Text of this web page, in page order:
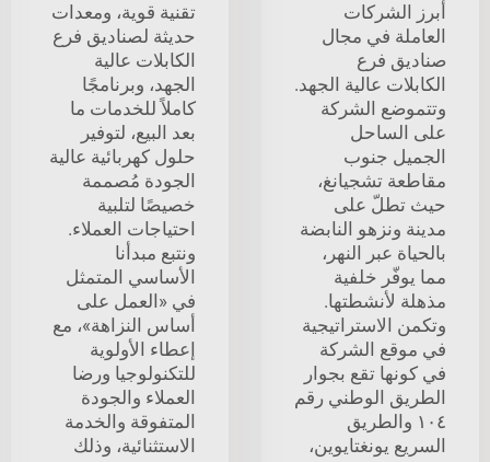
أبرز الشركات
العاملة في مجال
صناديق فرع
الكابلات عالية الجهد.
وتتموضع الشركة
على الساحل
الجميل جنوب
مقاطعة تشجيانغ،
حيث تطلّ على
مدينة ونزهو النابضة
بالحياة عبر النهر،
مما يوفّر خلفية
مذهلة لأنشطتها.
وتكمن الاستراتيجية
في موقع الشركة
في كونها تقع بجوار
الطريق الوطني رقم
١٠٤ والطريق
السريع يونغتايوين،
تقنية قوية، ومعدات
حديثة لصناديق فرع
الكابلات عالية
الجهد، وبرنامجًا
كاملاً للخدمات ما
بعد البيع، لتوفير
حلول كهربائية عالية
الجودة مُصممة
خصيصًا لتلبية
احتياجات العملاء.
ونتبع مبدأنا
الأساسي المتمثل
في «العمل على
أساس النزاهة»، مع
إعطاء الأولوية
للتكنولوجيا ورضا
العملاء والجودة
المتفوقة والخدمة
الاستثنائية، وذلك